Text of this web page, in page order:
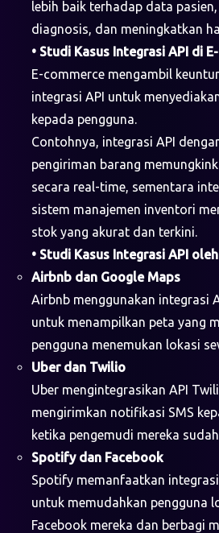
lebih baik terhadap data
diagnosis, dan meningkatkan
• Studi Kasus Integrasi API di
E-commerce mengambil
integrasi API untuk
kepada pengguna.
Contohnya, integrasi API
pengiriman barang
secara real-time, sementara
sistem manajemen inventori
stok yang akurat dan terkini.
• Studi Kasus Integrasi API
Airbnb dan Google Maps
Airbnb menggunakan integrasi
untuk menampilkan peta yang
pengguna menemukan lokasi
Uber dan Twilio
Uber mengintegrasikan API
mengirimkan notifikasi SMS
ketika pengemudi mereka
Spotify dan Facebook
Spotify memanfaatkan integrasi
untuk memudahkan pengguna
Facebook mereka dan berbagi